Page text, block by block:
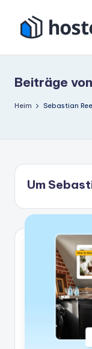
Inhalt
springen
s
t
Ihre
Ferienwohnung
mit
Beiträge
Heim Sebastian
Um